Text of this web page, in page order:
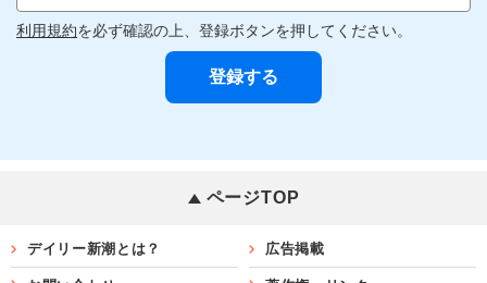
利用規約を必ず確認の上、登録ボタンを押してください。
ページTOP
デイリー新潮とは？ 広告掲載